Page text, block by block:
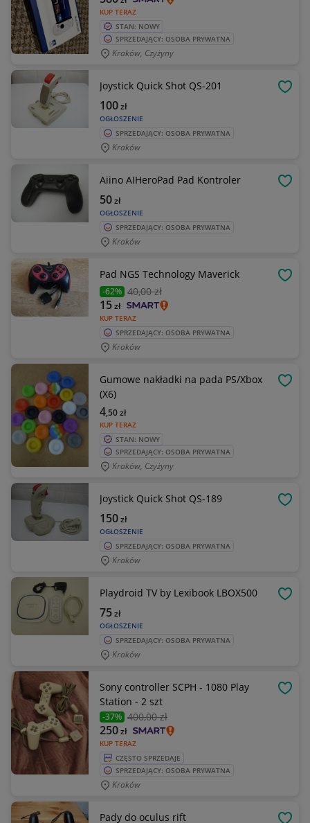
KUP TERAZ
STAN: NOWY
SPRZEDAJĄCY: OSOBA PRYWATNA
Kraków, Czyżyny
Joystick Quick Shot QS-201
OGŁOSZENIE
100zł
SPRZEDAJĄCY: OSOBA PRYWATNA
Kraków
Aiino AIHeroPad Pad Kontroler
OGŁOSZENIE
50zł
SPRZEDAJĄCY: OSOBA PRYWATNA
Kraków
Pad NGS Technology Maverick
-62% 40,00 zł
KUP TERAZ
15zł
SPRZEDAJĄCY: OSOBA PRYWATNA
Kraków
Gumowe nakładki na pada PS/Xbox
(X6)
KUP TERAZ
4,50zł
STAN: NOWY
SPRZEDAJĄCY: OSOBA PRYWATNA
Kraków, Czyżyny
Joystick Quick Shot QS-189
OGŁOSZENIE
150zł
SPRZEDAJĄCY: OSOBA PRYWATNA
Kraków
Playdroid TV by Lexibook LBOX500
OGŁOSZENIE
75zł
SPRZEDAJĄCY: OSOBA PRYWATNA
Kraków
Sony controller SCPH - 1080 Play
Station - 2 szt
-37% 400,00 zł
KUP TERAZ
250zł
CZĘSTO SPRZEDAJE
SPRZEDAJĄCY: OSOBA PRYWATNA
Kraków
Pady do oculus rift